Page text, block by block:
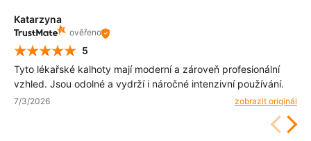
Katarzyna
ověřeno
5
Tyto lékařské kalhoty mají moderní a zároveň profesionální
vzhled. Jsou odolné a vydrží i náročné intenzivní používání.
7/3/2026 zobrazit originál